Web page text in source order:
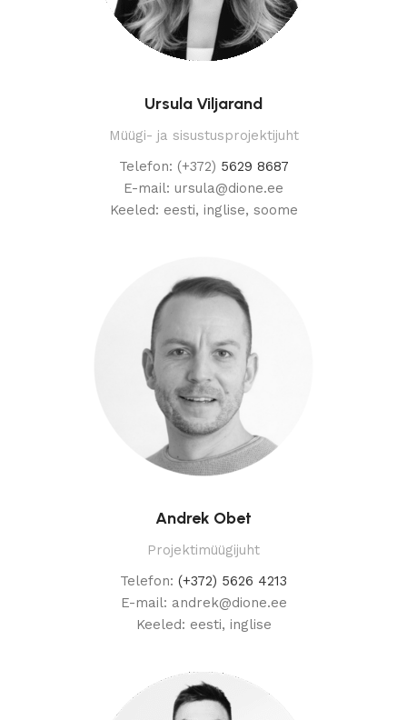
Ursula Viljarand
Müügi- ja sisustusprojektijuht
Telefon: (+372) 5629 8687
E-mail: ursula@dione.ee
Keeled: eesti, inglise, soome
Andrek Obet
Projektimüügijuht
Telefon: (+372) 5626 4213
E-mail: andrek@dione.ee
Keeled: eesti, inglise